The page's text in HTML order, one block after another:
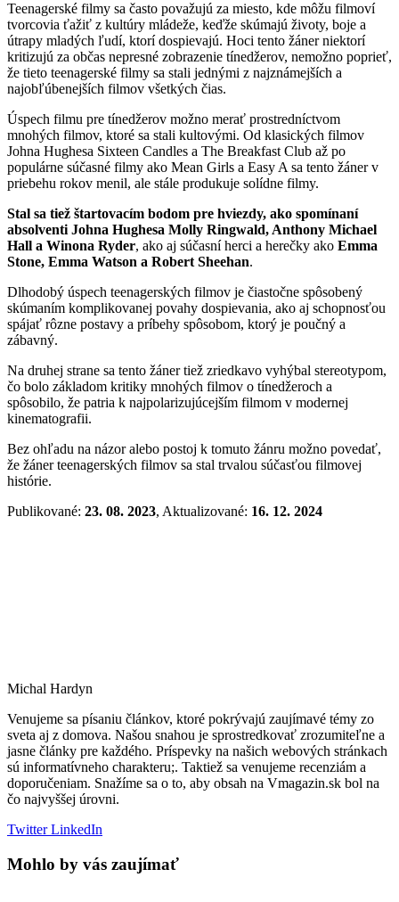
Teenagerské filmy sa často považujú za miesto, kde môžu filmoví
tvorcovia ťažiť z kultúry mládeže, keďže skúmajú životy, boje a
útrapy mladých ľudí, ktorí dospievajú. Hoci tento žáner niektorí
kritizujú za občas nepresné zobrazenie tínedžerov, nemožno poprieť,
že tieto teenagerské filmy sa stali jednými z najznámejších a
najobľúbenejších filmov všetkých čias.
Úspech filmu pre tínedžerov možno merať prostredníctvom
mnohých filmov, ktoré sa stali kultovými. Od klasických filmov
Johna Hughesa Sixteen Candles a The Breakfast Club až po
populárne súčasné filmy ako Mean Girls a Easy A sa tento žáner v
priebehu rokov menil, ale stále produkuje solídne filmy.
Stal sa tiež štartovacím bodom pre hviezdy, ako spomínaní
absolventi Johna Hughesa Molly Ringwald, Anthony Michael
Hall a Winona Ryder, ako aj súčasní herci a herečky ako Emma
Stone, Emma Watson a Robert Sheehan.
Dlhodobý úspech teenagerských filmov je čiastočne spôsobený
skúmaním komplikovanej povahy dospievania, ako aj schopnosťou
spájať rôzne postavy a príbehy spôsobom, ktorý je poučný a
zábavný.
Na druhej strane sa tento žáner tiež zriedkavo vyhýbal stereotypom,
čo bolo základom kritiky mnohých filmov o tínedžeroch a
spôsobilo, že patria k najpolarizujúcejším filmom v modernej
kinematografii.
Bez ohľadu na názor alebo postoj k tomuto žánru možno povedať,
že žáner teenagerských filmov sa stal trvalou súčasťou filmovej
histórie.
Publikované: 23. 08. 2023, Aktualizované: 16. 12. 2024
Michal Hardyn
Venujeme sa písaniu článkov, ktoré pokrývajú zaujímavé témy zo
sveta aj z domova. Našou snahou je sprostredkovať zrozumiteľne a
jasne články pre každého. Príspevky na našich webových stránkach
sú informatívneho charakteru;. Taktiež sa venujeme recenziám a
doporučeniam. Snažíme sa o to, aby obsah na Vmagazin.sk bol na
čo najvyššej úrovni.
TwitterLinkedIn
Mohlo by vás zaujímať